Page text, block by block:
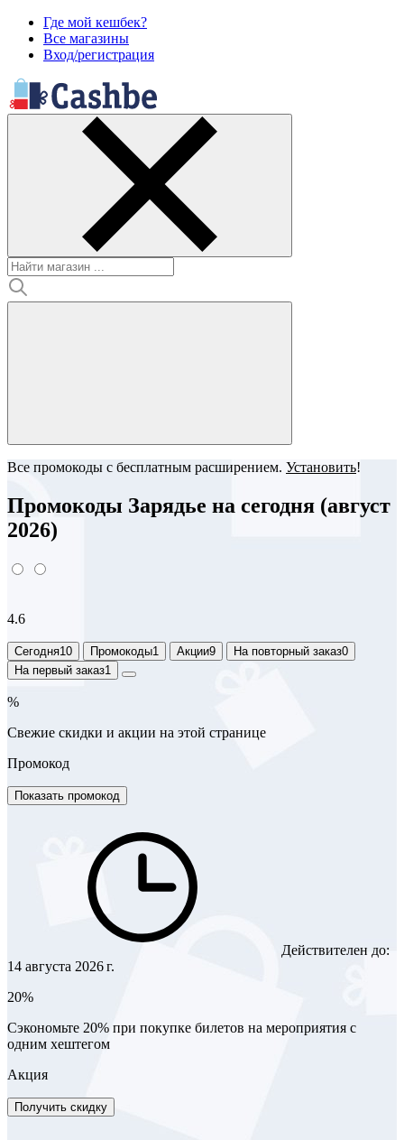
Где мой кешбек?
Все магазины
Вход/регистрация
Все промокоды с бесплатным расширением. Установить!
Промокоды Зарядье на сегодня (август
2026)
4.6
Сегодня10 Промокоды1 Акции9 На повторный заказ0
На первый заказ1
%
Свежие скидки и акции на этой странице
Промокод
Показать промокод
Действителен до:
14 августа 2026 г.
20%
Сэкономьте 20% при покупке билетов на мероприятия с
одним хештегом
Акция
Получить скидку